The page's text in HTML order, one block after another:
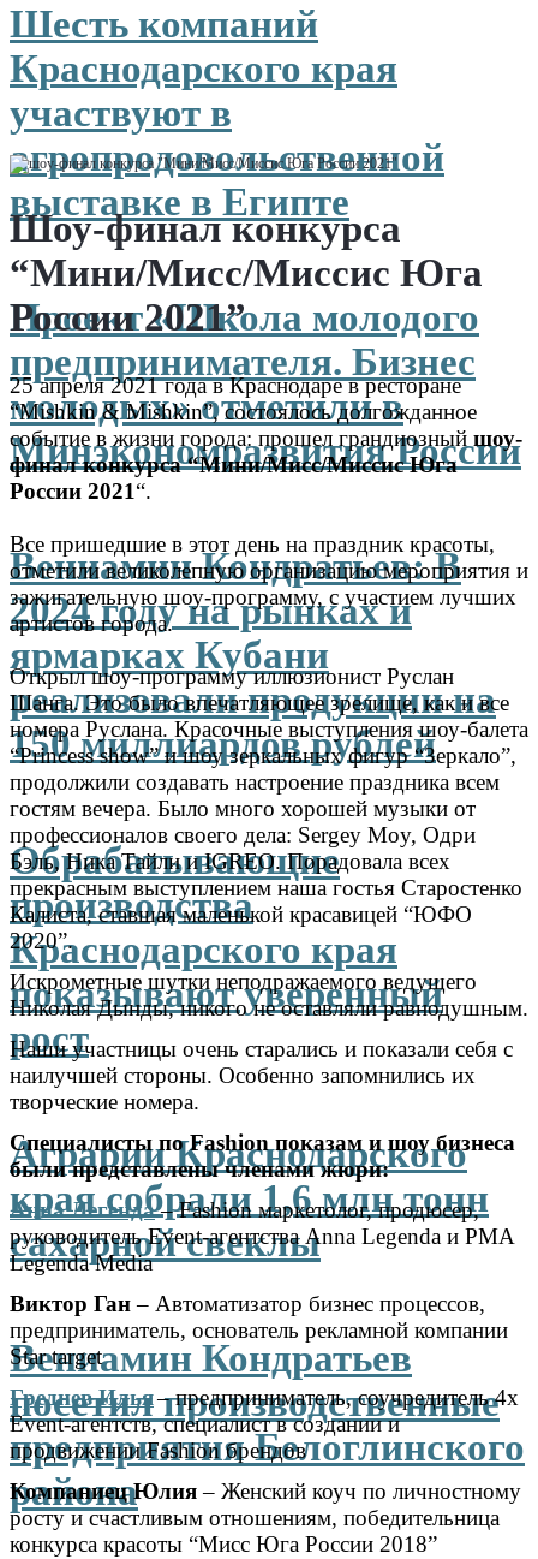
Шесть компаний
Краснодарского края
участвуют в
агропродовольственной
выставке в Египте
Проект «Школа молодого
предпринимателя. Бизнес
молодых» отметили в
Минэкономразвития России
Вениамин Кондратьев: В
2024 году на рынках и
ярмарках Кубани
реализовали продукции на
150 миллиардов рублей
Обрабатывающие
производства
Краснодарского края
показывают уверенный
рост
Аграрии Краснодарского
края собрали 1,6 млн тонн
сахарной свеклы
Вениамин Кондратьев
посетил производственные
предприятия Белоглинского
района
Шоу-финал конкурса
“Мини/Мисс/Миссис Юга
России 2021”
25 апреля 2021 года в Краснодаре в ресторане
“Mishkin & Mishkin”, состоялось долгожданное
событие в жизни города: прошел грандиозный шоу-
финал конкурса “Мини/Мисс/Миссис Юга
России 2021“.
Все пришедшие в этот день на праздник красоты,
отметили великолепную организацию мероприятия и
зажигательную шоу-программу, с участием лучших
артистов города.
⠀
Открыл шоу-программу иллюзионист Руслан
Шанга. Это было впечатляющее зрелище, как и все
номера Руслана. Красочные выступления шоу-балета
“Princess show” и шоу зеркальных фигур “Зеркало”,
продолжили создавать настроение праздника всем
гостям вечера. Было много хорошей музыки от
профессионалов своего дела: Sergey Moy, Одри
Бэль, Ника Тайли и IGREO.Порадовала всех
прекрасным выступлением наша гостья Старостенко
Калиста, ставшая маленькой красавицей “ЮФО
2020”.
Искрометные шутки неподражаемого ведущего
Николая Дынды, никого не оставляли равнодушным.
Наши участницы очень старались и показали себя с
наилучшей стороны. Особенно запомнились их
творческие номера.
Специалисты по Fashion показам и шоу бизнеса
были представлены членами жюри:
Анна Легенда – Fashion маркетолог, продюсер,
руководитель Event-агентства Anna Legenda и РМА
Legenda Media
Виктор Ган– Автоматизатор бизнес процессов,
предприниматель, основатель рекламной компании
Star target
Греднев Илья– предприниматель, соучредитель 4х
Event-агентств, специалист в создании и
продвижении Fashion брендов
Компаниец Юлия– Женский коуч по личностному
росту и счастливым отношениям, победительница
конкурса красоты “Мисс Юга России 2018”